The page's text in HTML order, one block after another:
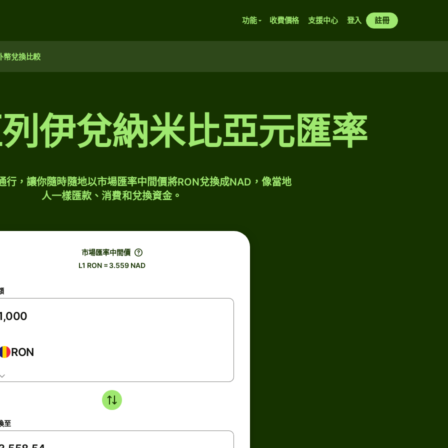
功能 收費價格 支援中心 登入 註冊
幣兌換比較
伊兌納米比亞元匯率
行，讓你隨時隨地以市場匯率中間價將RON兌換成NAD，像當地
人一樣匯款、消費和兌換資金。
市場匯率中間價
L1 RON = 3.559 NAD
RON
至